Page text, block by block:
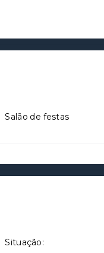
Salão de festas
Situação: